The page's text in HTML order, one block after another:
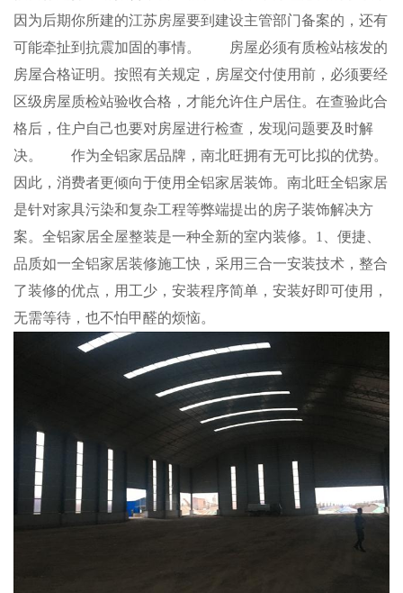
因为后期你所建的江苏房屋要到建设主管部门备案的，还有
可能牵扯到抗震加固的事情。 房屋必须有质检站核发的
房屋合格证明。按照有关规定，房屋交付使用前，必须要经
区级房屋质检站验收合格，才能允许住户居住。在查验此合
格后，住户自己也要对房屋进行检查，发现问题要及时解
决。 作为全铝家居品牌，南北旺拥有无可比拟的优势。
因此，消费者更倾向于使用全铝家居装饰。南北旺全铝家居
是针对家具污染和复杂工程等弊端提出的房子装饰解决方
案。全铝家居全屋整装是一种全新的室内装修。1、便捷、
品质如一全铝家居装修施工快，采用三合一安装技术，整合
了装修的优点，用工少，安装程序简单，安装好即可使用，
无需等待，也不怕甲醛的烦恼。